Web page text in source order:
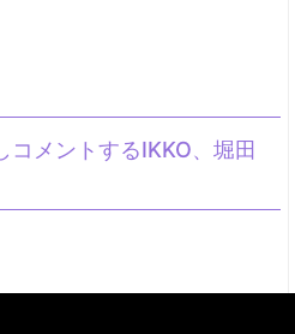
コメントするIKKO、堀田